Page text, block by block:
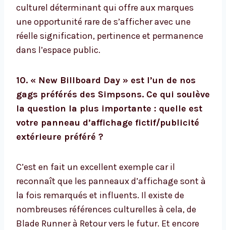
culturel déterminant qui offre aux marques
une opportunité rare de s’afficher avec une
réelle signification, pertinence et permanence
dans l’espace public.
10. « New Billboard Day » est l’un de nos
gags préférés des Simpsons. Ce qui soulève
la question la plus importante : quelle est
votre panneau d’affichage fictif/publicité
extérieure préféré ?
C’est en fait un excellent exemple car il
reconnaît que les panneaux d’affichage sont à
la fois remarqués et influents. Il existe de
nombreuses références culturelles à cela, de
Blade Runner à Retour vers le futur. Et encore